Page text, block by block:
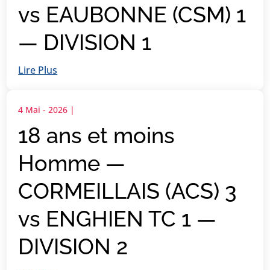
vs EAUBONNE (CSM) 1
— DIVISION 1
Lire Plus
18 ans et moins
Homme —
CORMEILLAIS (ACS) 3
vs ENGHIEN TC 1 —
DIVISION 2
4 Mai - 2026 |